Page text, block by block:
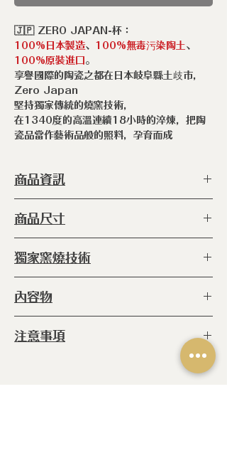
🇯🇵 ZERO JAPAN-杯：
100%日本製造、 100%無毒污染陶土、
100%原裝進口 。
享譽國際的陶瓷之都在日本岐阜縣土歧市，
Zero Japan
堅持獨家傳統的燒窯技術，
在1340度的高溫連續18小時的淬煉，把陶
瓷品當作藝術品般的照料，孕育而成
商品資訊
種 類 ：
塗 層 ：手工上釉（食品級）
容 量 ：180cc
產 地 ：日本
商品尺寸
獨家窯燒技術
(未上釉) 再放進爐內1340℃的高溫燒
18小時 (上釉後
內容物
注意事項
◆職人手作陶瓷商品，每個商品都是
獨一無二的產物，上釉不均/小斑點/